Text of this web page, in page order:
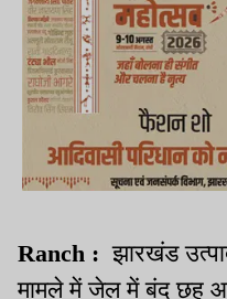
Ranch : झारखंड
मामले में जेल में बंद छह